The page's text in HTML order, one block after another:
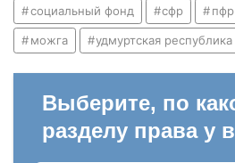
социальный фонд сфр пфр
можга удмуртская республика